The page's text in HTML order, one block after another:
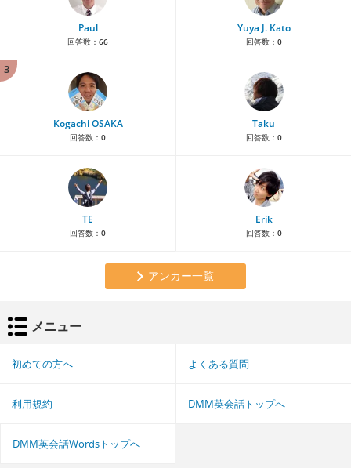
Paul
回答数： 66
Yuya J. Kato
回答数： 0
3
Kogachi OSAKA
回答数： 0
Taku
回答数： 0
TE
回答数： 0
Erik
回答数： 0
アンカー一覧
メニュー
初めての方へ よくある質問
利用規約 DMM英会話トップへ
DMM英会話Wordsトップへ